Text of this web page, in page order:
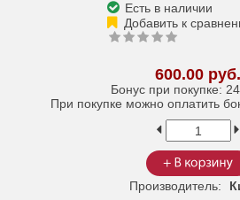
Есть в наличии
600.00 руб.
Бонус при покупке:
При покупке можно оплатить
Производитель: